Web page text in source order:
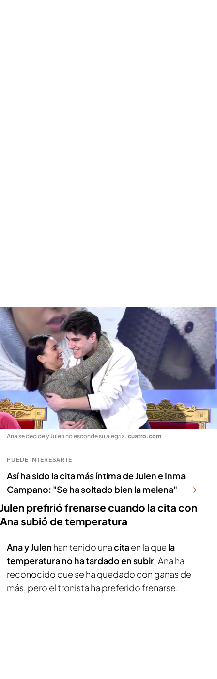
Ana se decide y Julen no esconde su alegría. cuatro.com
PUEDE INTERESARTE
Así ha sido la cita más íntima de Julen e Inma
Campano: "Se ha soltado bien la melena"
Julen prefirió frenarse cuando la cita con
Ana subió de temperatura
Ana y Julen han tenido unacitaen la que la
temperatura no ha tardado en subir. Ana ha
reconocido que se ha quedado con ganas de
más, pero el tronista ha preferido frenarse.